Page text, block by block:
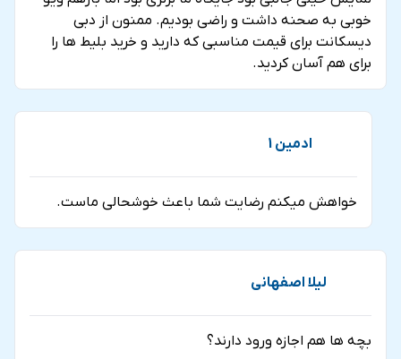
همچنین نزدیک ترین ایستگاه مترو به این محل ایستگاه
مترو Business Bay در خط قرمز می باشد و پس از آن حدود
30 دقیقه نیز پیاده روی خواهید داشت.
بندی می شوند. این دسته بندی شامل جایگاه برنز، نقره ای،
طلایی، پلاتینیوم و VIP می باشد که در تصویر زیر مشاهده می
کنید. همچنین گزینه شام نیز جزو بلیط ها می باشد که برای
خرید می توانید با ما در تماس باشید.
نمایش لاپرله همه روزه به جز روزهای یکشنبه و دوشنبه و در دو
سانس 18:30 الی 20:00 و 21:00 الی 22:30 انجام می گیرد.
خوبی به صحنه داشت و راضی بودیم. ممنون از دبی
دیسکانت برای قیمت مناسبی که دارید و خرید بلیط ها را
برای هم آسان کردید.
ادمین 1
خواهش میکنم رضایت شما باعث خوشحالی ماست.
لیلا اصفهانی
بچه ها هم اجازه ورود دارند؟